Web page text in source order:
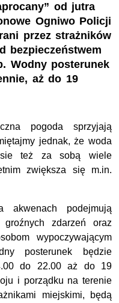
od jutra
Ogniwo Policji
przez strażników
bezpieczeństwem
Wodny posterunek
aż do 19
pogoda sprzyjają
jednak, że woda
też za sobą wiele
zwiększa się m.in.
akwenach podejmują
zdarzeń oraz
wypoczywającym
posterunek będzie
do 22.00 aż do 19
i porządku na terenie
miejskimi, będą